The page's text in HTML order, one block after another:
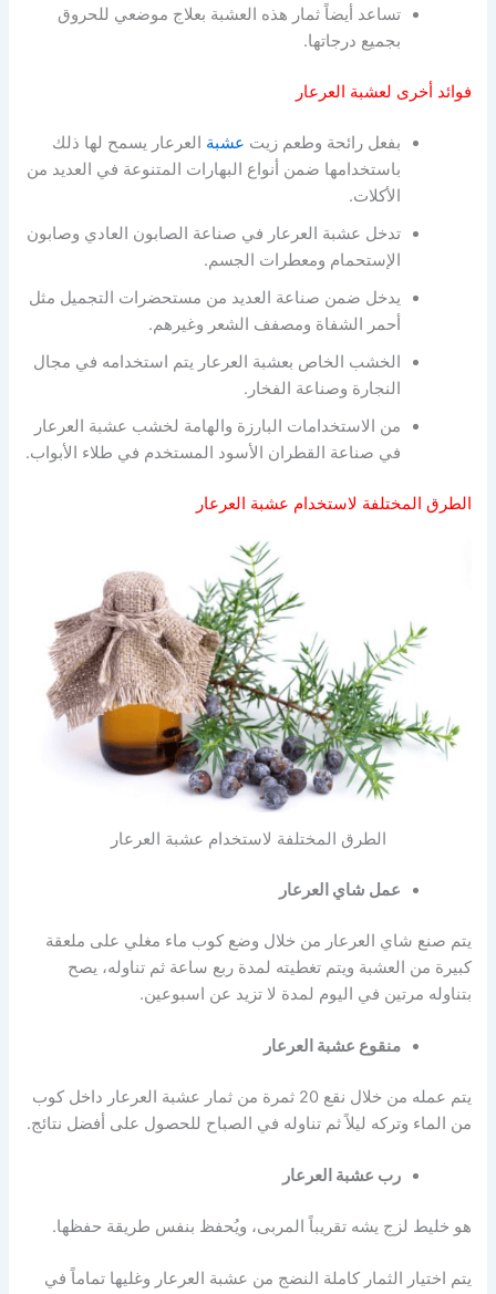
تساعد أيضاً ثمار هذه العشبة بعلاج موضعي للحروق
بجميع درجاتها.
فوائد أخرى لعشبة العرعار
بفعل رائحة وطعم زيت عشبة العرعار يسمح لها ذلك
باستخدامها ضمن أنواع البهارات المتنوعة في العديد من
الأكلات.
تدخل عشبة العرعار في صناعة الصابون العادي وصابون
الإستحمام ومعطرات الجسم.
يدخل ضمن صناعة العديد من مستحضرات التجميل مثل
أحمر الشفاة ومصفف الشعر وغيرهم.
الخشب الخاص بعشبة العرعار يتم استخدامه في مجال
النجارة وصناعة الفخار.
من الاستخدامات البارزة والهامة لخشب عشبة العرعار
في صناعة القطران الأسود المستخدم في طلاء الأبواب.
الطرق المختلفة لاستخدام عشبة العرعار
الطرق المختلفة لاستخدام عشبة العرعار
عمل شاي العرعار
يتم صنع شاي العرعار من خلال وضع كوب ماء مغلي على ملعقة
كبيرة من العشبة ويتم تغطيته لمدة ربع ساعة ثم تناوله، يصح
بتناوله مرتين في اليوم لمدة لا تزيد عن اسبوعين.
منقوع عشبة العرعار
يتم عمله من خلال نقع 20 ثمرة من ثمار عشبة العرعار داخل كوب
من الماء وتركه ليلاً ثم تناوله في الصباح للحصول على أفضل نتائج.
رب عشبة العرعار
هو خليط لزج يشه تقريباً المربى، ويُحفظ بنفس طريقة حفظها.
يتم اختيار الثمار كاملة النضج من عشبة العرعار وغليها تماماً في